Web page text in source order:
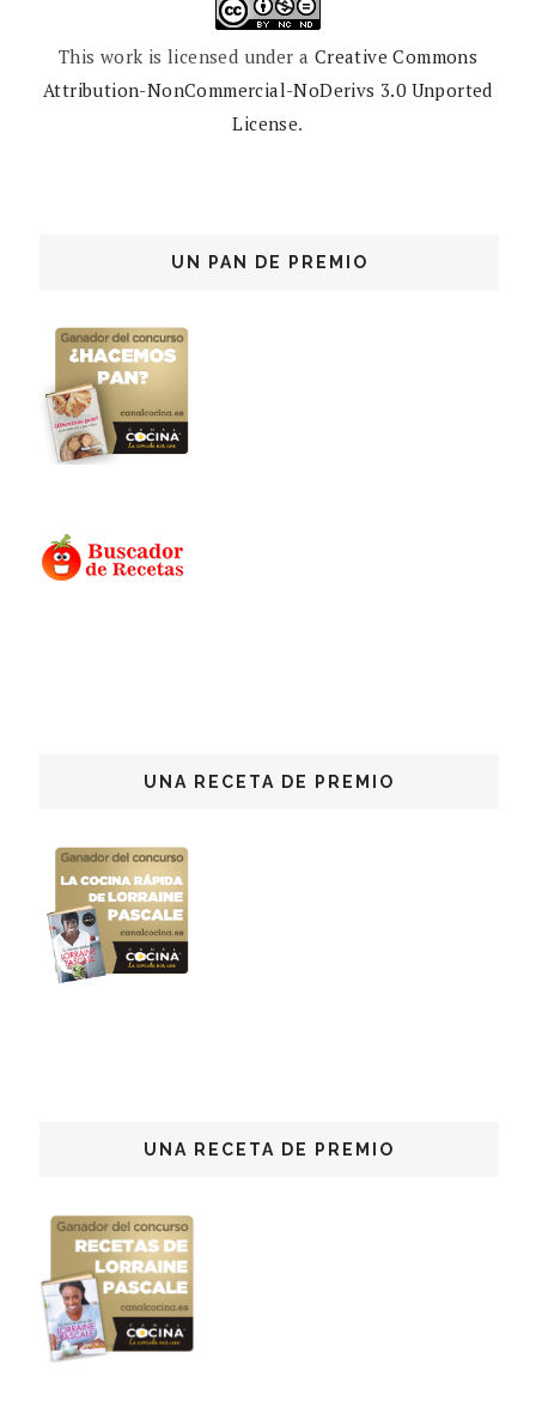
This work is licensed under a Creative Commons
Attribution-NonCommercial-NoDerivs 3.0 Unported
License.
UN PAN DE PREMIO
UNA RECETA DE PREMIO
UNA RECETA DE PREMIO